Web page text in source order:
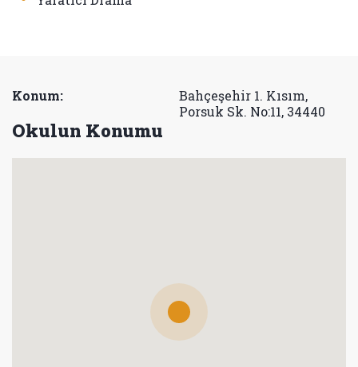
Konum:
Bahçeşehir 1. Kısım,
Porsuk Sk. No:11, 34440
Okulun Konumu